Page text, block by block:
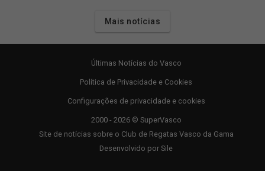
Mais notícias
Últimas Notícias do Vasco
Política de Privacidade e Cookies
Configurações de privacidade e cookies
2000 - 2026 © SuperVasco
Site de notícias sobre o Club de Regatas Vasco da Gama
Desenvolvido por Sile